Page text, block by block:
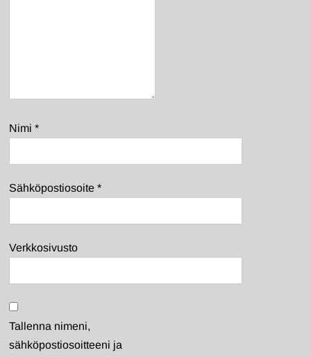
Nimi*
Sähköpostiosoite*
Verkkosivusto
Tallenna nimeni,
sähköpostiosoitteeni ja